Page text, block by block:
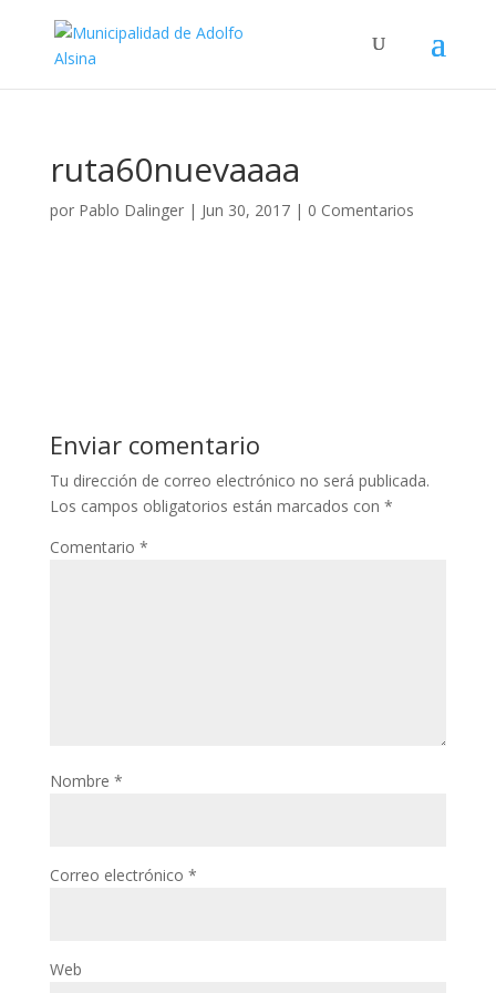
ruta60nuevaaaa
por Pablo Dalinger| Jun 30, 2017| 0 Comentarios
Enviar comentario
Tu dirección de correo electrónico no será publicada.
Los campos obligatorios están marcados con *
Comentario *
Nombre *
Correo electrónico *
Web